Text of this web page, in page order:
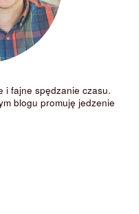
i fajne spędzanie czasu.
blogu promuję jedzenie